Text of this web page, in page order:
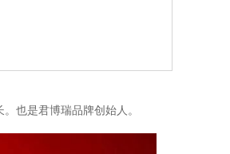
也是君博瑞品牌创始人。